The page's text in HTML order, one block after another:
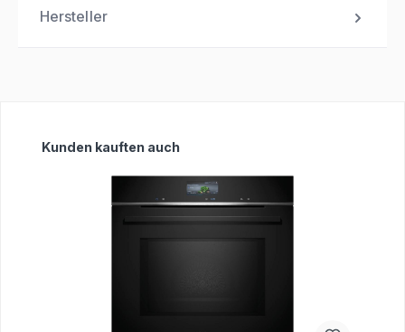
Hersteller
Produktgalerie überspringen
Kunden kauften auch